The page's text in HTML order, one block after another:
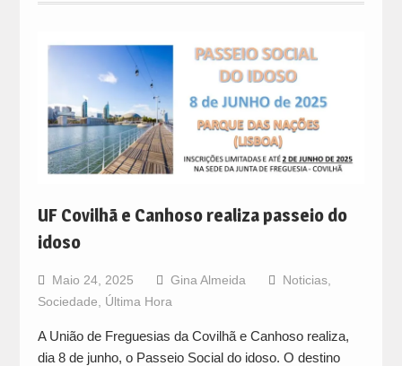
UF Covilhã e Canhoso realiza passeio do
idoso
Maio 24, 2025 Gina Almeida Noticias,
Sociedade
Última Hora
A União de Freguesias da Covilhã e Canhoso realiza,
dia 8 de junho, o Passeio Social do idoso. O destino